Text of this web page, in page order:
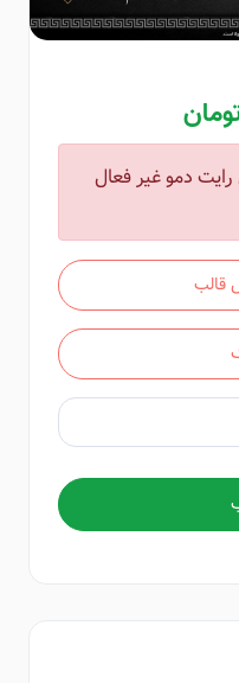
دمو غیر فعال
قالب